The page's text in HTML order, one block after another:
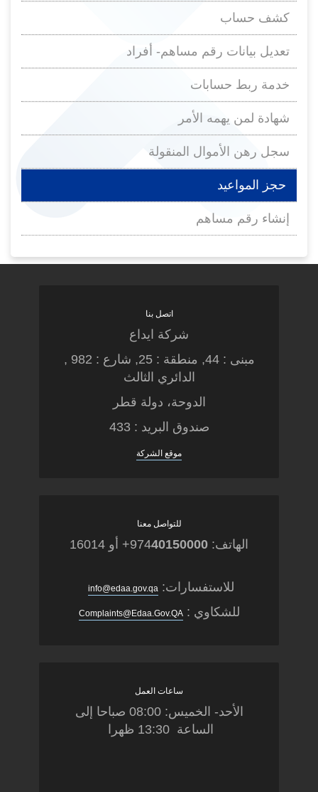
كشف حساب
تعديل بيانات رقم مساهم- أفراد
خدمة ربط حسابات
شهادة لمن يهمه الأمر
سجل رهن الأموال المنقولة
حجز المواعيد
إنشاء رقم مساهم
اتصل بنا
شركة ايداع
مبنى : 44, منطقة : 25, شارع : 982 ,
الدائري الثالث
الدوحة، دولة قطر
صندوق البريد : 433
موقع الشركة
للتواصل معنا
الهاتف: 974 40150000 + أو 16014
للاستفسارات:info@edaa.gov.qa
للشكاوي :Complaints@Edaa.Gov.QA
ساعات العمل
الأحد- الخميس: 08:00 صباحا إلى
الساعة 13:30 ظهرا